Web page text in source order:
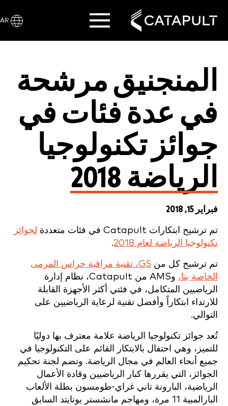
المنجنيق مرشحة
في عدة فئات في
جوائز تكنولوجيا
الرياضة 2018
فبراير 15, 2018
تم ترشيح ابتكارات Catapult في فئات متعددة
لجوائز
تكنولوجيا الرياضة لعام 2018
.
تم ترشيح كل من
G5، تقنية مراقبة حراس المرمى
الخاصة بنا،
وAMS من Catapult، نظام إدارة
الرياضيين المتكامل، في فئتي أكثر الأجهزة القابلة
للارتداء ابتكاراً وأفضل تقنية لرعاية الرياضيين على
التوالي.
تُعد جوائز تكنولوجيا الرياضة علامة معترف بها دوليًا
للتميز، وهي احتفال بالابتكار القائم على التكنولوجيا في
جميع أنحاء العالم في مجال الرياضة. وتضم لجنة تحكيم
الجوائز، التي يقررها كبار الرياضيين وقادة الأعمال
الرياضية، البارونة تاني غراي-طومسون بطلة الألعاب
البارالمبية 11 مرة، ومهاجم مانشستر يونايتد السابق